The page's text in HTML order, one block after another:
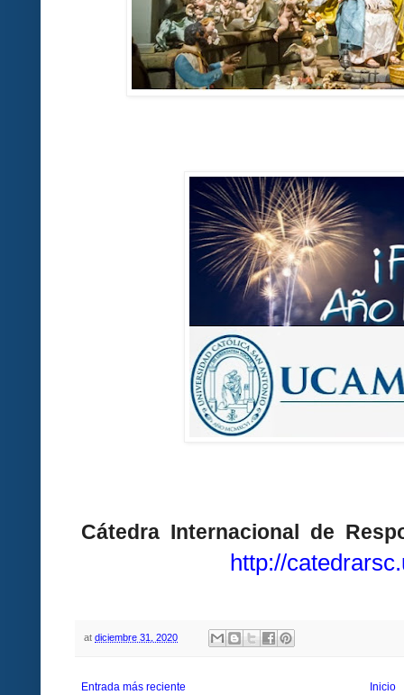
Cátedra Internacional de
http://
at diciembre 31, 2020
Entrada más reciente Inicio